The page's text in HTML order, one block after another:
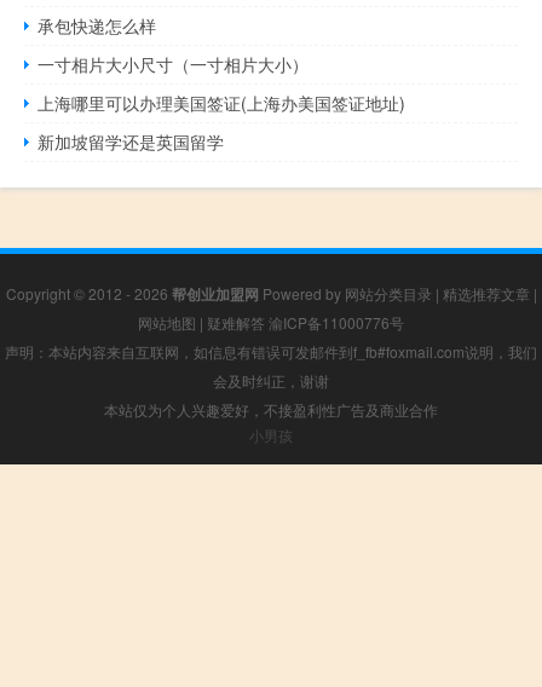
承包快递怎么样
一寸相片大小尺寸（一寸相片大小）
上海哪里可以办理美国签证(上海办美国签证地址)
新加坡留学还是英国留学
Copyright © 2012 - 2026 帮创业加盟网 Powered by 网站分类目录 | 精选推荐文章 |
网站地图 | 疑难解答 渝ICP备11000776号
声明：本站内容来自互联网，如信息有错误可发邮件到f_fb#foxmail.com说明，我们
会及时纠正，谢谢
本站仅为个人兴趣爱好，不接盈利性广告及商业合作
小男孩